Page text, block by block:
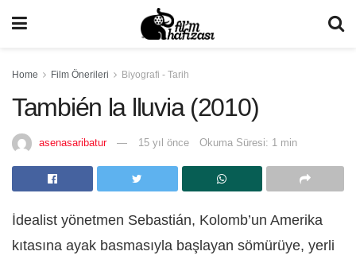
Home Film Önerileri Biyografi - Tarih
También la lluvia (2010)
asenasaribatur 15 yıl önce Okuma Süresi: 1 min
İdealist yönetmen Sebastián, Kolomb’un Amerika
kıtasına ayak basmasıyla başlayan sömürüye, yerli